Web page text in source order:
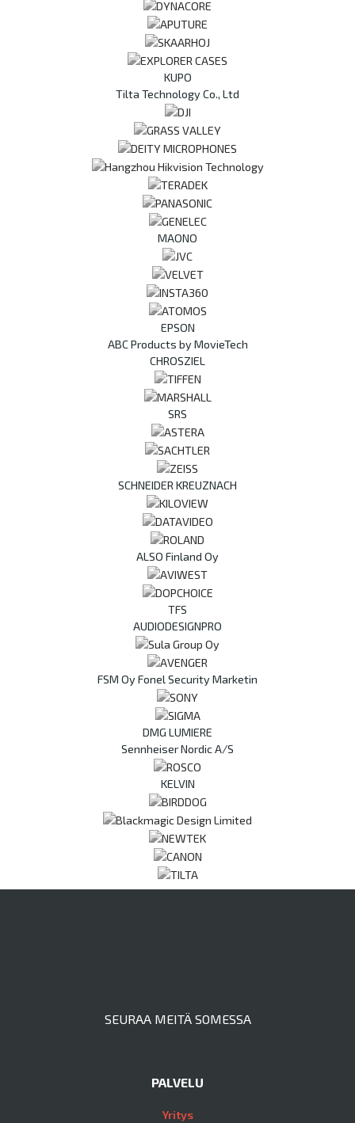
KUPO
Tilta Technology Co., Ltd
MAONO
EPSON
ABC Products by MovieTech
CHROSZIEL
SRS
SCHNEIDER KREUZNACH
ALSO Finland Oy
TFS
AUDIODESIGNPRO
FSM Oy Fonel Security Marketin
DMG LUMIERE
Sennheiser Nordic A/S
KELVIN
SEURAA MEITÄ SOMESSA
PALVELU
Yritys